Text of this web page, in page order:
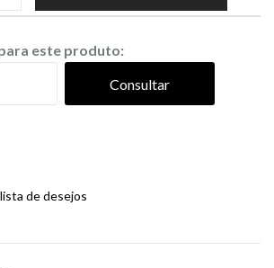
este produto:
Consultar
de desejos